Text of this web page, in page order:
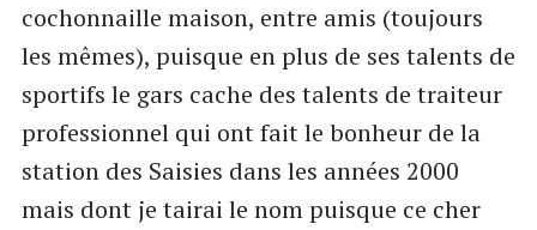
cochonnaille maison, entre amis (toujours
les mêmes), puisque en plus de ses talents de
sportifs le gars cache des talents de traiteur
professionnel qui ont fait le bonheur de la
station des Saisies dans les années 2000
mais dont je tairai le nom puisque ce cher